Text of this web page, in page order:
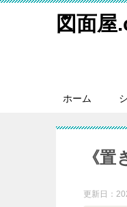
図面屋
ホーム
《
更新日：